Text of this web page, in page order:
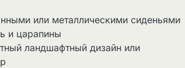
или металлическими сиденьями
и царапины
ландшафтный дизайн или